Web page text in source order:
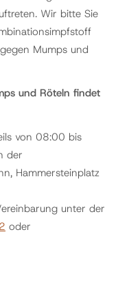
Wir bitte Sie
Mumps und
und Röteln findet
von 08:00 bis
der
Hammersteinplatz
unter der
oder